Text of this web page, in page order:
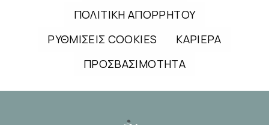
ΠΟΛΙΤΙΚΗ ΑΠΟΡΡΗΤΟΥ
ΡΥΘΜΙΣΕΙΣ COOKIES
ΚΑΡΙΕΡΑ
ΠΡΟΣΒΑΣΙΜΟΤΗΤΑ